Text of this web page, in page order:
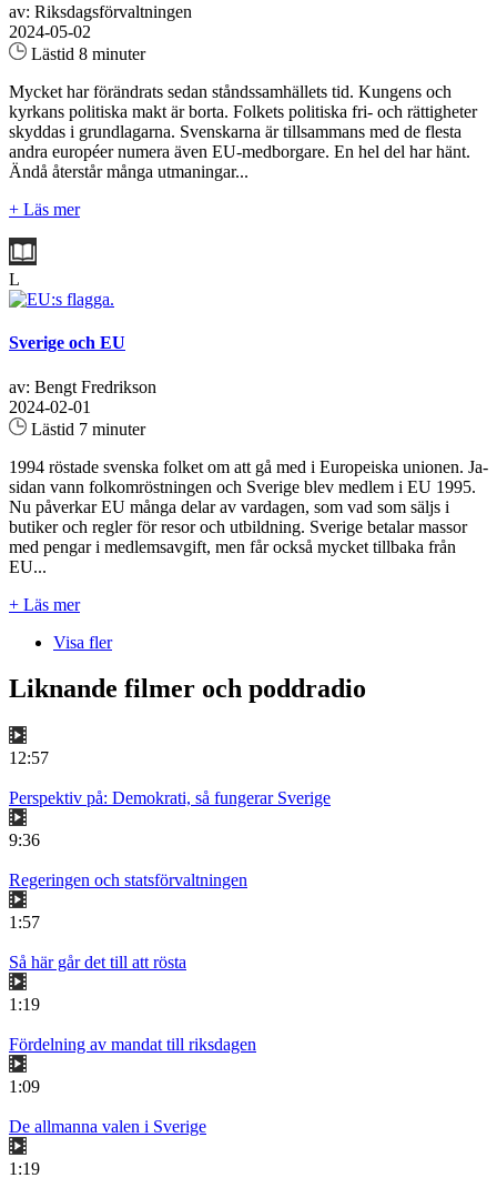
av: Riksdagsförvaltningen
2024-05-02
Lästid 8 minuter
Mycket har förändrats sedan ståndssamhällets tid. Kungens och
kyrkans politiska makt är borta. Folkets politiska fri- och rättigheter
skyddas i grundlagarna. Svenskarna är tillsammans med de flesta
andra européer numera även EU-medborgare. En hel del har hänt.
Ändå återstår många utmaningar...
+ Läs mer
L
Sverige och EU
av: Bengt Fredrikson
2024-02-01
Lästid 7 minuter
1994 röstade svenska folket om att gå med i Europeiska unionen. Ja-
sidan vann folkomröstningen och Sverige blev medlem i EU 1995.
Nu påverkar EU många delar av vardagen, som vad som säljs i
butiker och regler för resor och utbildning. Sverige betalar massor
med pengar i medlemsavgift, men får också mycket tillbaka från
EU...
+ Läs mer
Visa fler
Liknande filmer och poddradio
12:57
Perspektiv på: Demokrati, så fungerar Sverige
9:36
Regeringen och statsförvaltningen
1:57
Så här går det till att rösta
1:19
Fördelning av mandat till riksdagen
1:09
De allmanna valen i Sverige
1:19